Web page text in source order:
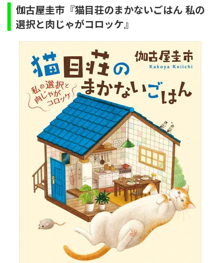
伽古屋圭市『猫目荘のまかないごはん 私の
選択と肉じゃがコロッケ』